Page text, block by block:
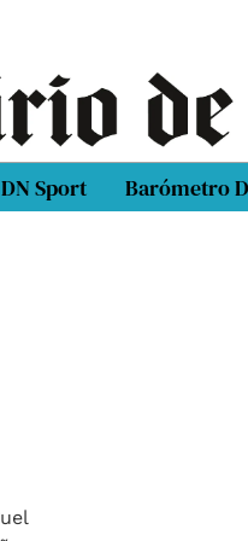
DN Sport Barómetro